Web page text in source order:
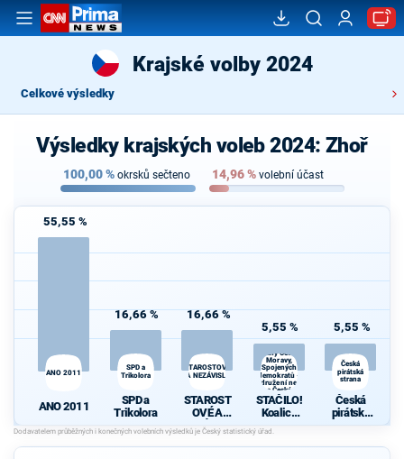
Krajské volby 2024
Celkové výsledky
Výsledky krajských voleb 2024: Zhoř
100,00% okrsků sečteno 14,96% volební účast
55,55 %
ANO 2011
ANO 2011
16,66 %
SPD a
Trikolora
SPD a
Trikolora
16,66 %
STAROSTOVÉ
A NEZÁVISLÍ
STAROST
OVÉ A
NEZÁVISL
Í
5,55 %
STAČILO!
Koalice
Komunistické
strany Čech a
Moravy,
Spojených
demokratů -
Sdružení nez.
a České
strany
národně
sociální
STAČILO!
Koalice
Komunisti
cké strany
Čech a
5,55 %
Česká
pirátská
strana
Česká
pirátská
strana